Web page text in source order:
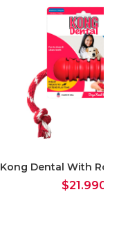
Kong Dental With
$21.990